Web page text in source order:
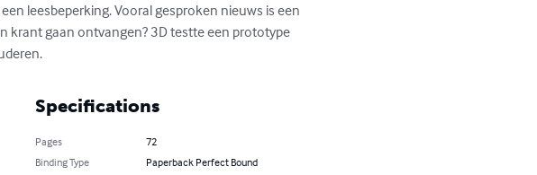
leesbeperking. Vooral gesproken nieuws is een
krant gaan ontvangen? 3D testte een prototype
Specifications
Pages
72
Binding Type
Paperback Perfect Bound